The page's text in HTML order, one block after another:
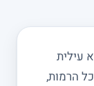
עילית
הרמות,